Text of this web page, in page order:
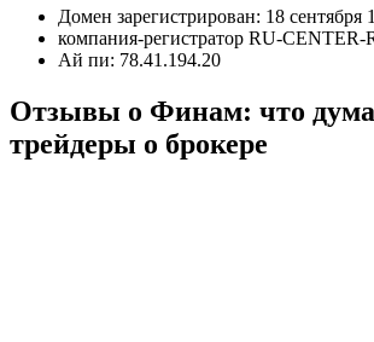
Домен зарегистрирован: 18 сентября
компания-регистратор RU-CENTER-
Ай пи: 78.41.194.20
Отзывы о Финам: что
трейдеры о брокере